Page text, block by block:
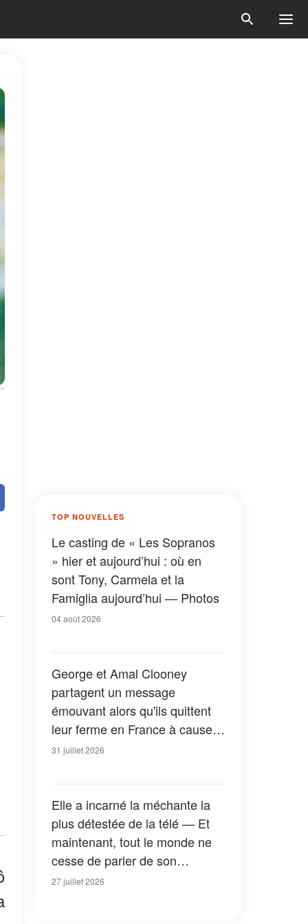
TOP NOUVELLES
Le casting de « Les Sopranos
» hier et aujourd’hui : où en
sont Tony, Carmela et la
Famiglia aujourd’hui — Photos
04 août 2026
George et Amal Clooney
partagent un message
émouvant alors qu'ils quittent
leur ferme en France à cause
des feux de forêt — Tous les
31 juillet 2026
Elle a incarné la méchante la
plus détestée de la télé — Et
maintenant, tout le monde ne
cesse de parler de son
apparition dans la nouvelle
27 juillet 2026